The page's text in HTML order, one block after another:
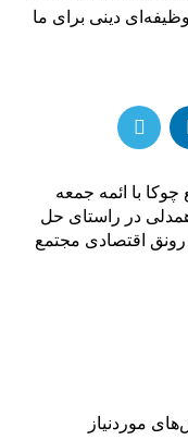
دینی برای ما
با ائمه جمعه
در راستای حل
اقتصادی مجتمع
موردنیاز